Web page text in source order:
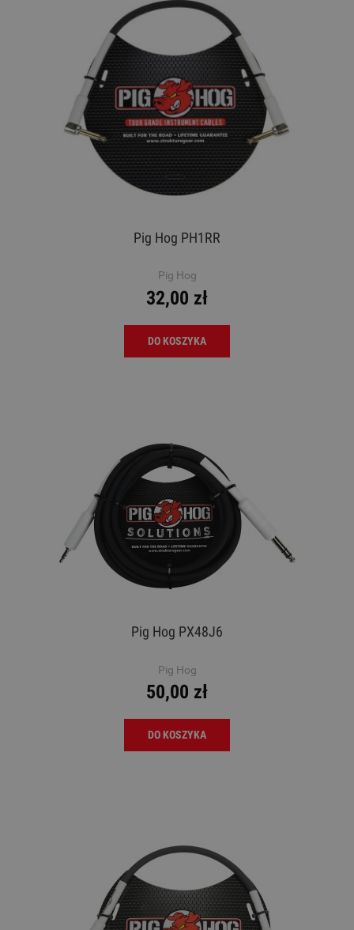
Pig Hog PH1RR
Pig Hog
32,00 zł
DO KOSZYKA
Pig Hog PX48J6
Pig Hog
50,00 zł
DO KOSZYKA